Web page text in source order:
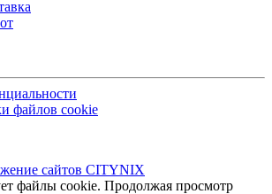
файлов cookie
сайтов CITYNIX
файлы cookie. Продолжая просмотр